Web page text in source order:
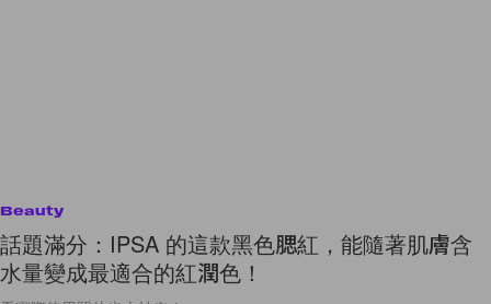
Beauty
話題滿分：IPSA 的這款黑色腮紅，能隨著肌膚含
水量變成最適合的紅潤色！